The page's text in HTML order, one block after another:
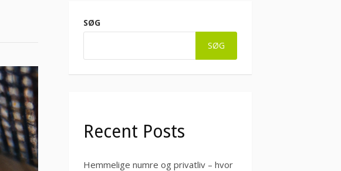
SØG
SØG
Recent Posts
Hemmelige numre og privatliv – hvor